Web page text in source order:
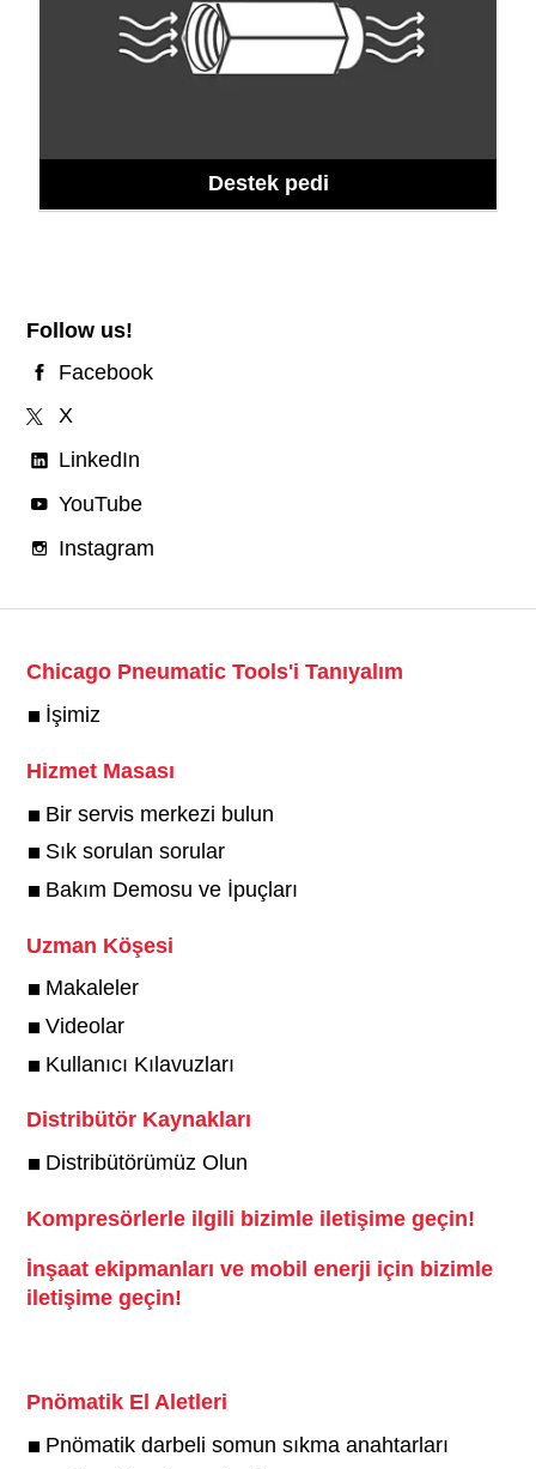
Destek pedi
Follow us!
Facebook
X
LinkedIn
YouTube
Instagram
Chicago Pneumatic Tools'i Tanıyalım
İşimiz
Hizmet Masası
Bir servis merkezi bulun
Sık sorulan sorular
Bakım Demosu ve İpuçları
Uzman Köşesi
Makaleler
Videolar
Kullanıcı Kılavuzları
Distribütör Kaynakları
Distribütörümüz Olun
Kompresörlerle ilgili bizimle iletişime geçin!
İnşaat ekipmanları ve mobil enerji için bizimle
iletişime geçin!
Pnömatik El Aletleri
Pnömatik darbeli somun sıkma anahtarları